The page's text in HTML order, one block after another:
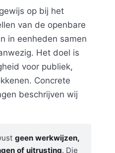
op bij het
van de openbare
in eenheden samen
Het doel is
voor publiek,
Concrete
beschrijven wij
geen werkwijzen,
of uitrusting. Die